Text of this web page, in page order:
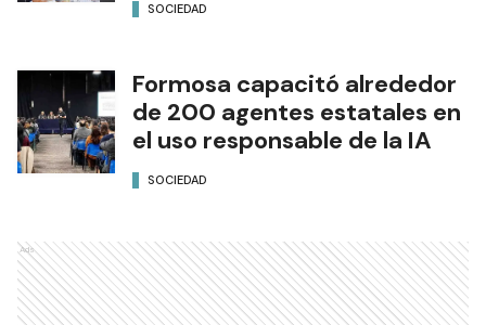
SOCIEDAD
Formosa capacitó alrededor
de 200 agentes estatales en
el uso responsable de la IA
SOCIEDAD
Ads